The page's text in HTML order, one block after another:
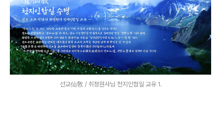
선교仙敎 / 취정원사님 천지인합일 교유 1.